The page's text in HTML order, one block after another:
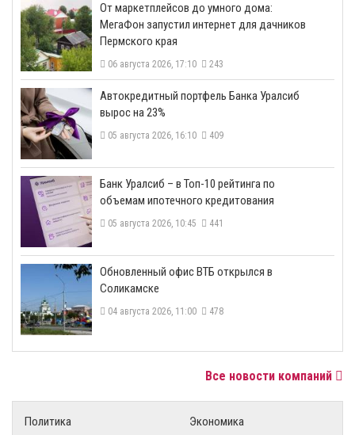
От маркетплейсов до умного дома:
МегаФон запустил интернет для дачников
Пермского края
06 августа 2026, 17:10 243
​Автокредитный портфель Банка Уралсиб
вырос на 23%
05 августа 2026, 16:10 409
​Банк Уралсиб – в Топ-10 рейтинга по
объемам ипотечного кредитования
05 августа 2026, 10:45 441
​Обновленный офис ВТБ открылся в
Соликамске
04 августа 2026, 11:00 478
Все новости компаний
Политика
Экономика